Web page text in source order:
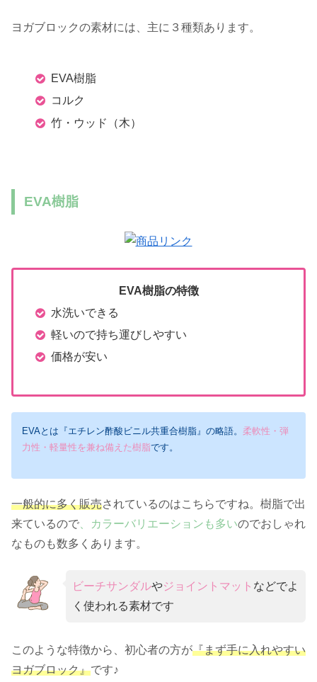
ヨガブロックの素材には、主に３種類あります。
EVA樹脂
コルク
竹・ウッド（木）
EVA樹脂
EVA樹脂の特徴
水洗いできる
軽いので持ち運びしやすい
価格が安い
EVAとは『エチレン酢酸ビニル共重合樹脂』の略語。 柔軟性・弾
力性・軽量性を兼ね備えた樹脂です。
一般的に多く販売されているのはこちらですね。樹脂で出
来ているので、カラーバリエーションも多いのでおしゃれ
なものも数多くあります。
ビーチサンダルやジョイントマット などでよ
く使われる素材です
このような特徴から、初心者の方が『まず手に入れやすい
ヨガブロック』です♪